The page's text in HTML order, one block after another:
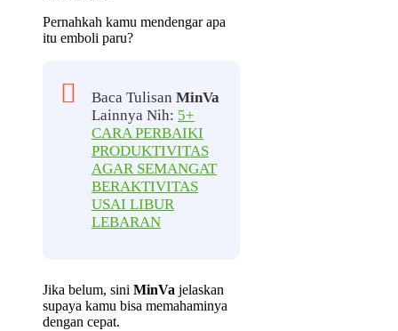
Pernahkah kamu mendengar apa
itu emboli paru?
Baca Tulisan MinVa
Lainnya Nih: 5+
CARA PERBAIKI
PRODUKTIVITAS
AGAR SEMANGAT
BERAKTIVITAS
USAI LIBUR
LEBARAN
Jika belum, sini MinVa jelaskan
supaya kamu bisa memahaminya
dengan cepat.